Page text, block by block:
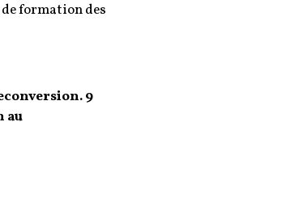
de formation des
9
au